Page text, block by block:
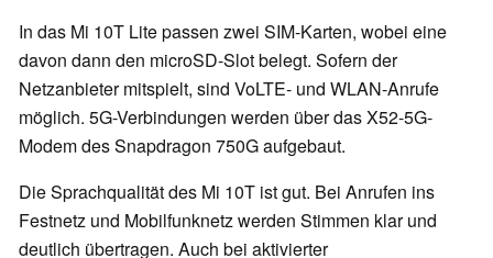
In das Mi 10T Lite passen zwei SIM-Karten, wobei eine
davon dann den microSD-Slot belegt. Sofern der
Netzanbieter mitspielt, sind VoLTE- und WLAN-Anrufe
möglich. 5G-Verbindungen werden über das X52-5G-
Modem des Snapdragon 750G aufgebaut.
Die Sprachqualität des Mi 10T ist gut. Bei Anrufen ins
Festnetz und Mobilfunknetz werden Stimmen klar und
deutlich übertragen. Auch bei aktivierter